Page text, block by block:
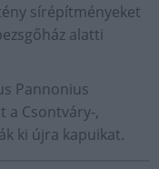
sírépítményeket
alatti
Pannonius
a Csontváry-,
ki újra kapuikat.